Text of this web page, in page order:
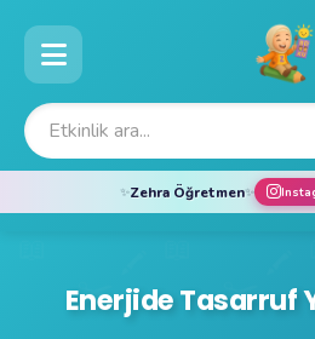
✨Zehra Öğretmen✨
Enerjide Tasarruf